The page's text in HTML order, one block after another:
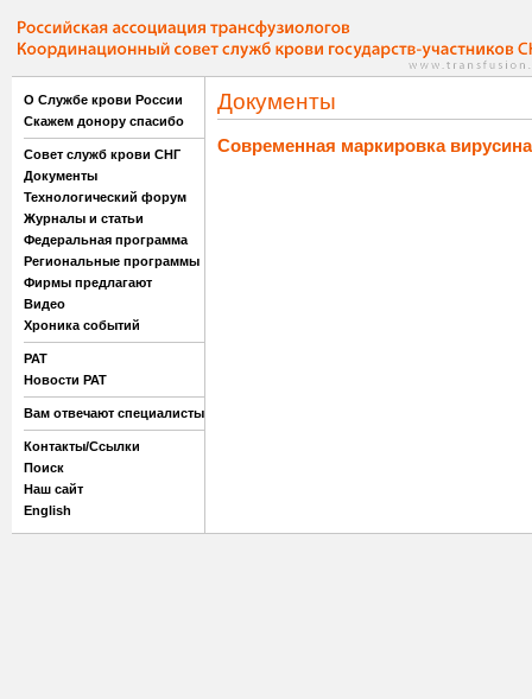
О Службе крови России
Скажем донору спасибо
Совет служб крови СНГ
Документы
Технологический форум
Журналы и статьи
Федеральная программа
Региональные программы
Фирмы предлагают
Видео
Хроника событий
РАТ
Новости РАТ
Вам отвечают специалисты
Контакты/Ссылки
Поиск
Наш сайт
English
Документы
Современная маркировка